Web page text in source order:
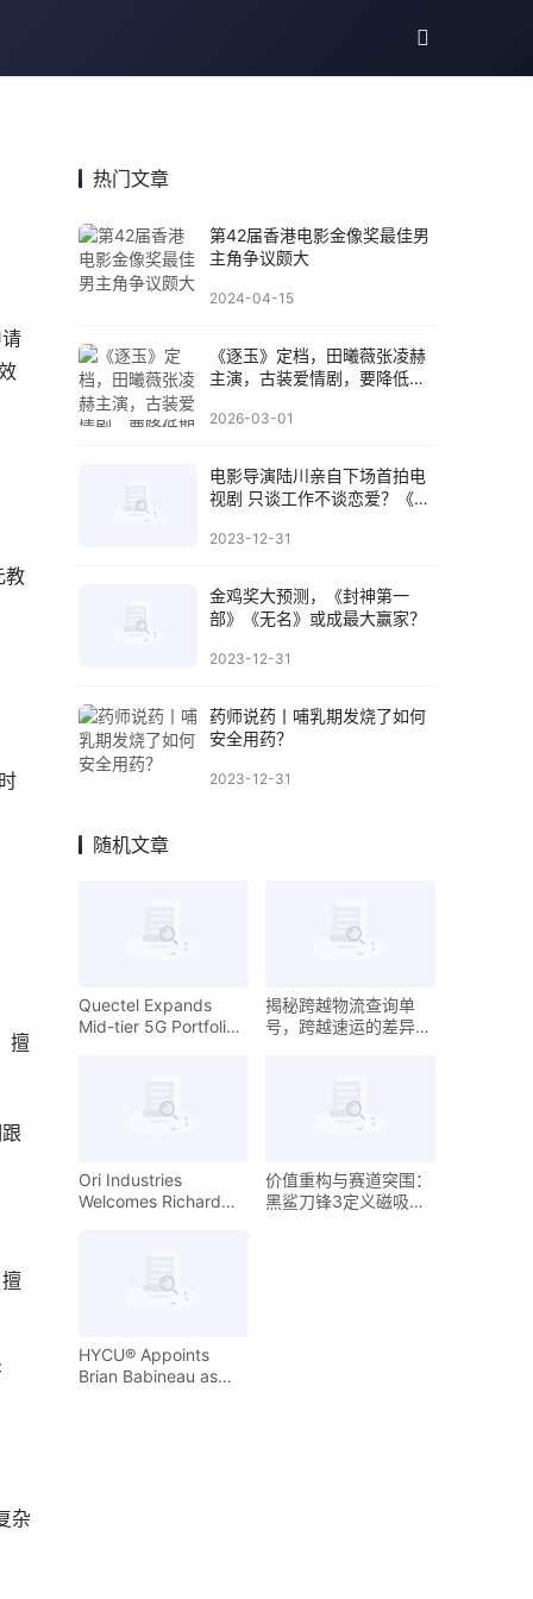
教
擅
杂
热门文章
第42届香港电影金像奖最佳男
主角争议颇大
2024-04-15
《逐玉》定档，田曦薇张凌赫
主演，古装爱情剧，要降低期
2026-03-01
电影导演陆川亲自下场首拍电
视剧 只谈工作不谈恋爱？《非
2023-12-31
金鸡奖大预测，《封神第一
部》《无名》或成最大赢家？
2023-12-31
药师说药丨哺乳期发烧了如何
安全用药？
2023-12-31
随机文章
Quectel Expands
Mid-tier 5G Portfolio
揭秘跨越物流查询单
号，跨越速运的差异化
Ori Industries
Welcomes Richard
价值重构与赛道突围：
黑鲨刀锋3定义磁吸充
HYCU® Appoints
Brian Babineau as